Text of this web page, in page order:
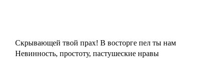
Скрывающей твой прах! В восторге пел ты нам
Невинность, простоту, пастушеские нравы